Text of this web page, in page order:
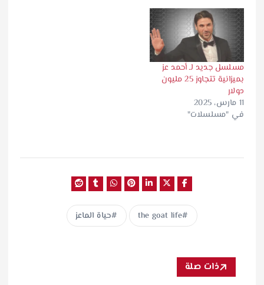
مسلسل جديد لـ أحمد عز
بميزانية تتجاوز 25 مليون
دولار
11 مارس، 2025
في "مسلسلات"
the goat life حياة الماعز
ذات صلة